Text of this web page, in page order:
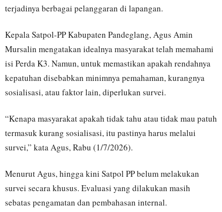
terjadinya berbagai pelanggaran di lapangan.
Kepala Satpol-PP Kabupaten Pandeglang, Agus Amin
Mursalin mengatakan idealnya masyarakat telah memahami
isi Perda K3. Namun, untuk memastikan apakah rendahnya
kepatuhan disebabkan minimnya pemahaman, kurangnya
sosialisasi, atau faktor lain, diperlukan survei.
“Kenapa masyarakat apakah tidak tahu atau tidak mau patuh
termasuk kurang sosialisasi, itu pastinya harus melalui
survei,” kata Agus, Rabu (1/7/2026).
Menurut Agus, hingga kini Satpol PP belum melakukan
survei secara khusus. Evaluasi yang dilakukan masih
sebatas pengamatan dan pembahasan internal.